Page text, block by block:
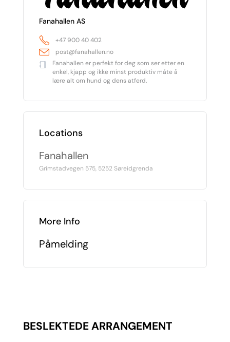
Fanahallen AS
+47 900 40 402
post@fanahallen.no
Fanahallen er perfekt for deg som ser etter en
enkel, kjapp og ikke minst produktiv måte å
lære alt om hund og dens atferd.
Locations
Fanahallen
Grimstadvegen 575, 5252 Søreidgrenda
More Info
Påmelding
BESLEKTEDE ARRANGEMENT